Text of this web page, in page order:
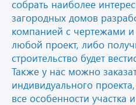
собрать наиболее
загородных домов
компанией с чертежами
любой проект, либо
строительство будет
Также у нас можно
индивидуального
все особенности участка